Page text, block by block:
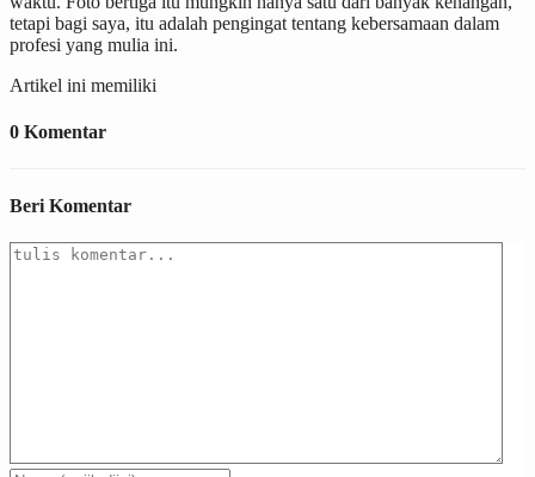
tetapi bagi saya, itu adalah pengingat tentang kebersamaan dalam
profesi yang mulia ini.
Artikel ini memiliki
0 Komentar
Beri Komentar